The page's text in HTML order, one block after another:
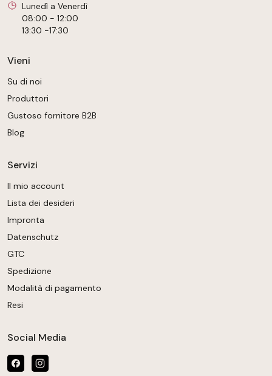
Lunedì a Venerdì
08:00 - 12:00
13:30 -17:30
Vieni
Su di noi
Produttori
Gustoso fornitore B2B
Blog
Servizi
Il mio account
Lista dei desideri
Impronta
Datenschutz
GTC
Spedizione
Modalità di pagamento
Resi
Social Media